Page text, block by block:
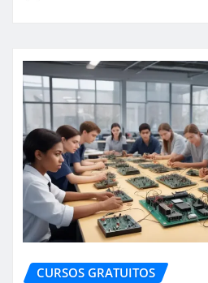
CURSOS GRATUITOS